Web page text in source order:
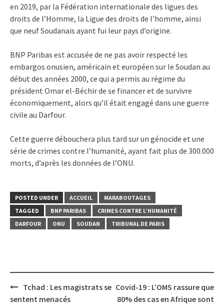
en 2019, par la Fédération internationale des ligues des
droits de l’Homme, la Ligue des droits de l’homme, ainsi
que neuf Soudanais ayant fui leur pays d’origine.
BNP Paribas est accusée de ne pas avoir respecté les
embargos onusien, américain et européen sur le Soudan au
début des années 2000, ce qui a permis au régime du
président Omar el-Béchir de se financer et de survivre
économiquement, alors qu’il était engagé dans une guerre
civile au Darfour.
Cette guerre débouchera plus tard sur un génocide et une
série de crimes contre l’humanité, ayant fait plus de 300.000
morts, d’après les données de l’ONU.
POSTED UNDER ACCUEIL
MARABOUTAGES
TAGGED
BNP PARIBAS
CRIMES CONTRE L’HUMANITÉ
DARFOUR
ONU SOUDAN TRIBUNAL DE PARIS
Post
navigation
Tchad : Les magistrats se
sentent menacés
Covid-19 : L’OMS rassure que
80% des cas en Afrique sont